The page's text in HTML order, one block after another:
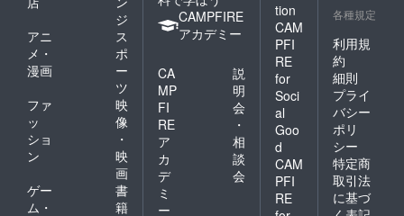
ジ
アニ
メ・
漫画
ス
ポ
ー
ツ
ファ
ッ
ショ
ン
映
像
・
映
画
ゲー
ム・
書
籍
CAMPFIRE
アカデミー
CA
MP
FI
RE
ア
カ
デ
ミ
ー
説
明
会
・
相
談
会
tion
CAM
PFI
RE
for
Soci
al
Goo
d
CAM
PFI
RE
各種規定
利用規
約
細則
プライ
バシー
ポリ
シー
特定商
取引法
に基づ